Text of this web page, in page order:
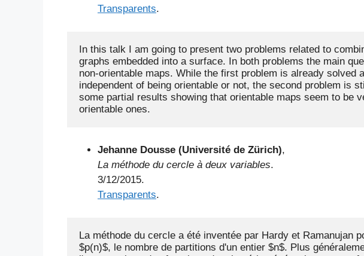
Transparents.
In this talk I am going to present two problems related to
graphs embedded into a surface. In both problems the main
non-orientable maps. While the first problem is already solved
independent of being orientable or not, the second problem is
some partial results showing that orientable maps seem to be
orientable ones.
Jehanne Dousse (Université de Zürich),
La méthode du cercle à deux variables.
3/12/2015.
Transparents.
La méthode du cercle a été inventée par Hardy et Ramanujan
$p(n)$, le nombre de partitions d'un entier $n$. Plus